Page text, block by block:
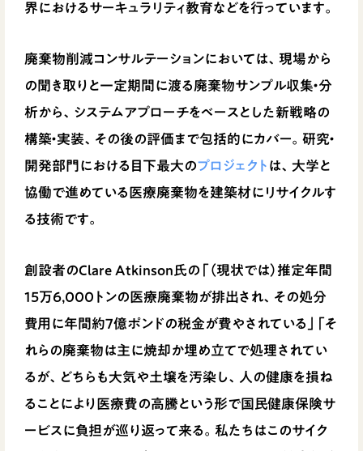
界におけるサーキュラリティ教育などを行っています。
廃棄物削減コンサルテーションにおいては、現場から
の聞き取りと一定期間に渡る廃棄物サンプル収集・分
析から、システムアプローチをベースとした新戦略の
構築・実装、その後の評価まで包括的にカバー。研究・
開発部門における目下最大のプロジェクト は、大学と
協働で進めている医療廃棄物を建築材にリサイクルす
る技術です。
創設者のClare Atkinson氏の「（現状では）推定年間
15万6,000トンの医療廃棄物が排出され、その処分
費用に年間約7億ポンドの税金が費やされている」「そ
れらの廃棄物は主に焼却か埋め立てで処理されてい
るが、どちらも大気や土壌を汚染し、人の健康を損ね
ることにより医療費の高騰という形で国民健康保険サ
ービスに負担が巡り返って来る。私たちはこのサイク